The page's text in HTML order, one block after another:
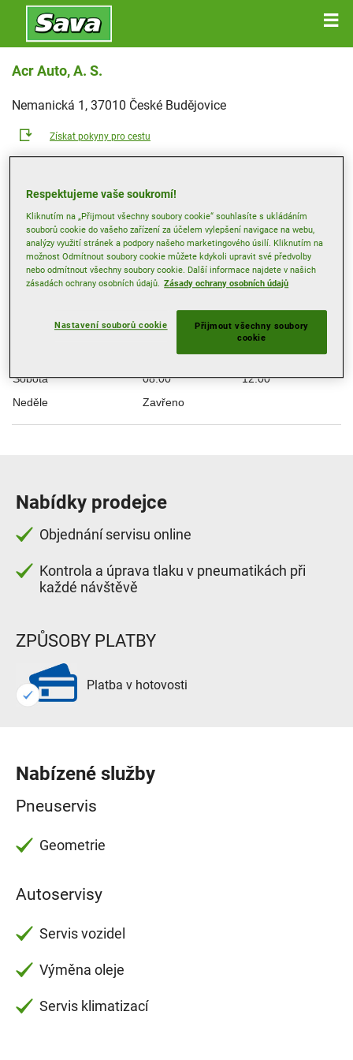
Acr Auto, A. S.
Nemanická 1, 37010 České Budějovice
Získat pokyny pro cestu
Otevírací doba
Pondělí 08:00
18:00
Úterý
08:00
18:00
18:00
08:00
18:00
18:00
Sobota
08:00
12:00
Neděle
Zavřeno
Nabídky prodejce
Objednání servisu online
Kontrola a úprava tlaku v pneumatikách při
každé návštěvě
ZPŮSOBY PLATBY
Platba v hotovosti
Nabízené služby
Pneuservis
Geometrie
Autoservisy
Servis vozidel
Výměna oleje
Servis klimatizací
Respektujeme vaše soukromí!
Kliknutím na „Přijmout všechny soubory cookie“ souhlasíte s ukládáním
souborů cookie do vašeho zařízení za účelem vylepšení navigace na webu,
analýzy využití stránek a podpory našeho marketingového úsilí. Kliknutím na
možnost Odmítnout soubory cookie můžete kdykoli upravit své předvolby
nebo odmítnout všechny soubory cookie. Další informace najdete v našich
zásadách ochrany osobních údajů. Zásady ochrany osobních údajů
Nastavení souborů cookie
Přijmout všechny soubory
cookie